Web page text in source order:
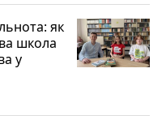
як
школа
у